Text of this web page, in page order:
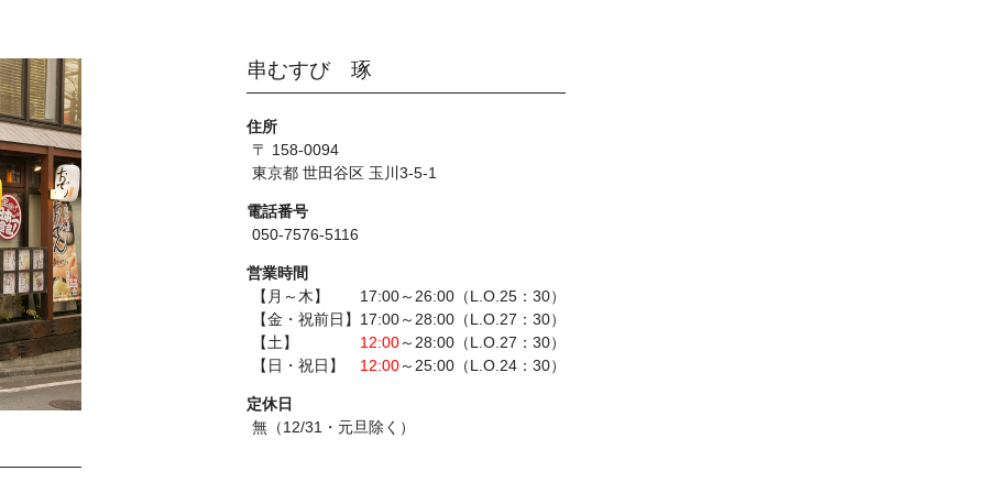
串むすび 琢
住所
〒 158-0094
東京都 世田谷区 玉川3-5-1
電話番号
050-7576-5116
営業時間
【月～木】 17:00～26:00（L.O.25：30）
【金・祝前日】17:00～28:00（L.O.27：30）
【土】 12:00～28:00（L.O.27：30）
【日・祝日】 12:00～25:00（L.O.24：30）
定休日
無（12/31・元旦除く）